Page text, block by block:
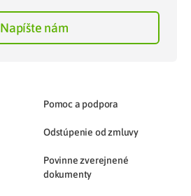
Napíšte nám
Pomoc a podpora
Odstúpenie od zmluvy
Povinne zverejnené
dokumenty